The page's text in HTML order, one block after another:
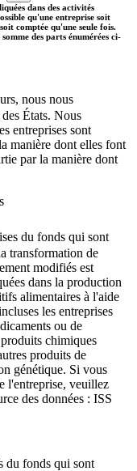
dans des activités
qu'une entreprise soit
comptée qu'une seule fois.
des parts énumérées ci-
nous nous
États. Nous
entreprises sont
manière dont elles font
par la manière dont
du fonds qui sont
transformation de
modifiés est
dans la production
alimentaires à l'aide
les entreprises
ou de
chimiques
produits de
génétique. Si vous
l'entreprise, veuillez
des données : ISS
du fonds qui sont